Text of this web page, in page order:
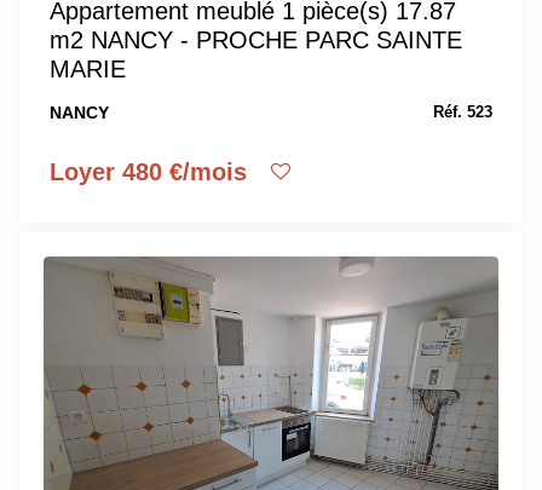
Appartement meublé 1 pièce(s) 17.87
m2 NANCY - PROCHE PARC SAINTE
MARIE
NANCY Réf. 523
Loyer 480 €/mois